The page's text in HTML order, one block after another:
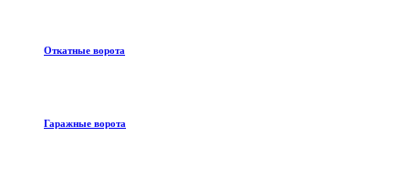
Откатные ворота
Гаражные ворота